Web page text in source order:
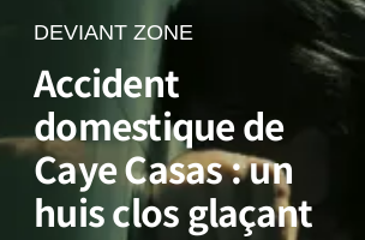
DEVIANT ZONE
Accident
domestique de
Caye Casas : un
huis clos glaçant